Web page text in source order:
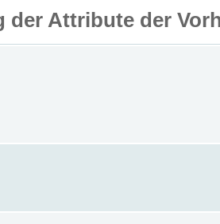
der Attribute der